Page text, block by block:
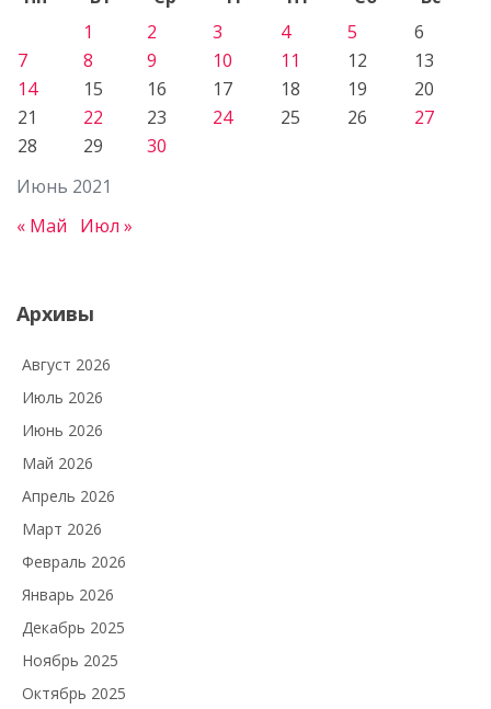
Июнь 2021
1
2 3 4 5
6
7
8 9 10 11 12
13
14
15 16 17 18 19
20
21
22 23 24 25 26
27
28
29 30
« Май Июл »
Архивы
Август 2026
Июль 2026
Июнь 2026
Май 2026
Апрель 2026
Март 2026
Февраль 2026
Январь 2026
Декабрь 2025
Ноябрь 2025
Октябрь 2025